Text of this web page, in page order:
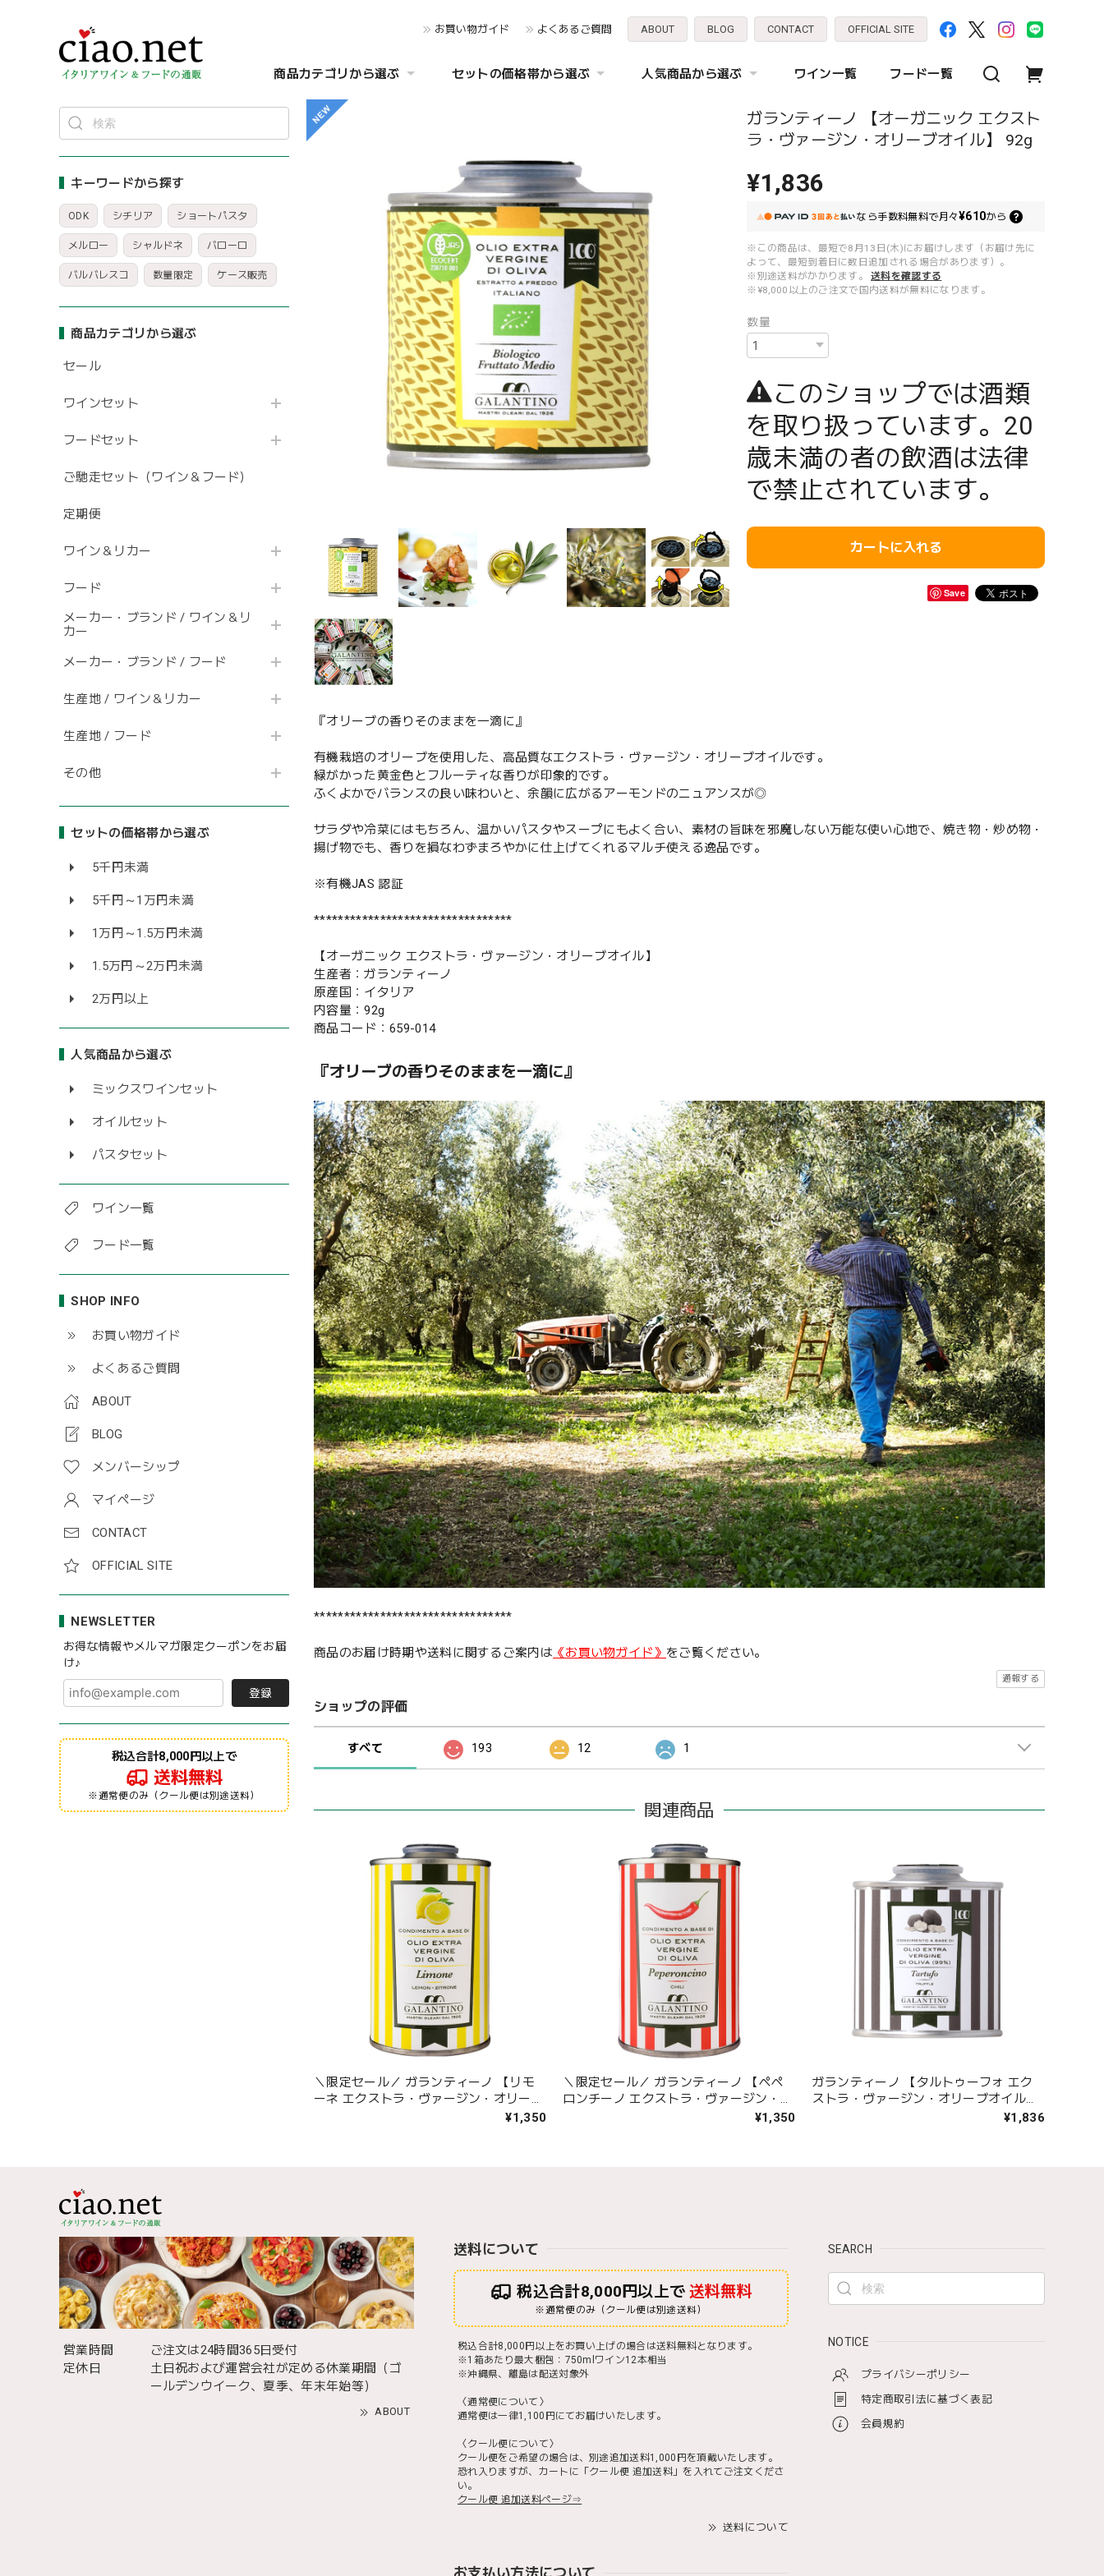
お買い物ガイド よくあるご質問 ABOUT BLOG CONTACT OFFICIAL SITE
商品カテゴリから選ぶ セットの価格帯から選ぶ 人気商品から選ぶ ワイン一覧 フード一覧
キーワードから探す
ODK シチリア ショートパスタ
メルロー シャルドネ バローロ
バルバレスコ 数量限定 ケース販売
商品カテゴリから選ぶ
セール
ワインセット
フードセット
ご馳走セット（ワイン＆フード）
定期便
ワイン＆リカー
フード
メーカー・ブランド / ワイン＆リ
カー
メーカー・ブランド / フード
生産地 / ワイン＆リカー
生産地 / フード
その他
セットの価格帯から選ぶ
5千円未満
5千円～1万円未満
1万円～1.5万円未満
1.5万円～2万円未満
2万円以上
人気商品から選ぶ
ミックスワインセット
オイルセット
パスタセット
ワイン一覧
フード一覧
SHOP INFO
お買い物ガイド
よくあるご質問
ABOUT
BLOG
メンバーシップ
マイページ
CONTACT
OFFICIAL SITE
NEWSLETTER
お得な情報やメルマガ限定クーポンをお届
け♪
登録
税込合計8,000円以上で
送料無料
※通常便のみ（クール便は別途送料）
ガランティーノ 【オーガニック エクスト
ラ・ヴァージン・オリーブオイル】 92g
¥1,836
なら手数料無料で月々¥610から
※この商品は、最短で8月13日(木)にお届けします（お届け先に
よって、最短到着日に数日追加される場合があります）。
※別途送料がかかります。
送料を確認する
※¥8,000以上のご注文で国内送料が無料になります。
数量
このショップでは酒類
を取り扱っています。20
歳未満の者の飲酒は法律
で禁止されています。
カートに入れる
Save
『オリーブの香りそのままを一滴に』
有機栽培のオリーブを使用した、高品質なエクストラ・ヴァージン・オリーブオイルです。
緑がかった黄金色とフルーティな香りが印象的です。
ふくよかでバランスの良い味わいと、余韻に広がるアーモンドのニュアンスが◎
サラダや冷菜にはもちろん、温かいパスタやスープにもよく合い、素材の旨味を邪魔しない万能な使い心地で、焼き物・炒め物・
揚げ物でも、香りを損なわずまろやかに仕上げてくれるマルチ使える逸品です。
※有機JAS 認証
*********************************
【オーガニック エクストラ・ヴァージン・オリーブオイル】
生産者：ガランティーノ
原産国：イタリア
内容量：92g
商品コード：659-014
『オリーブの香りそのままを一滴に』
*********************************
商品のお届け時期や送料に関するご案内は 《お買い物ガイド》 をご覧ください。
通報する
ショップの評価
すべて 193 12 1
関連商品
＼限定セール／ ガランティーノ 【リモ
ーネ エクストラ・ヴァージン・オリーブ
¥1,350
＼限定セール／ ガランティーノ 【ペペ
ロンチーノ エクストラ・ヴァージン・オ
¥1,350
ガランティーノ 【タルトゥーフォ エク
ストラ・ヴァージン・オリーブオイル】
¥1,836
営業時間
ご注文は24時間365日受付
定休日
土日祝および運営会社が定める休業期間（ゴ
ールデンウイーク、夏季、年末年始等）
ABOUT
送料について
税込合計8,000円以上で 送料無料
※通常便のみ（クール便は別途送料）
税込合計8,000円以上をお買い上げの場合は送料無料となります。
※1箱あたり最大梱包：750mlワイン12本相当
※沖縄県、離島は配送対象外
〈通常便について〉
通常便は一律1,100円にてお届けいたします。
〈クール便について〉
クール便をご希望の場合は、別途追加送料1,000円を頂戴いたします。
恐れ入りますが、カートに「クール便 追加送料」を入れてご注文くださ
い。
クール便 追加送料ページ⇒
送料について
SEARCH
NOTICE
プライバシーポリシー
特定商取引法に基づく表記
会員規約